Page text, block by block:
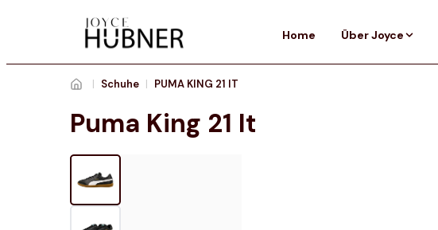
Home Über Joyce
| Schuhe | PUMA KING 21 IT
Puma King 21 It